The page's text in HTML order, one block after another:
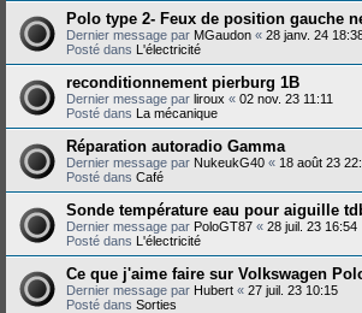
Polo type 2- Feux de position gauche
Dernier message par MGaudon « 28 janv. 24
Posté dans L'électricité
reconditionnement pierburg 1B
Dernier message par liroux « 02 nov. 23 11:11
Posté dans La mécanique
Réparation autoradio Gamma
Dernier message par NukeukG40 « 18 août 23
Posté dans Café
Sonde température eau pour aiguille
Dernier message par PoloGT87 « 28 juil. 23 16:54
Posté dans L'électricité
Ce que j'aime faire sur Volkswagen
Dernier message par Hubert « 27 juil. 23 10:15
Posté dans Sorties